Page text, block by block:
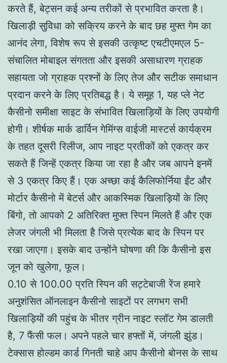
करते हैं, बेट्सन कई अन्य तरीकों से प्रभावित करता है।
खिलाड़ी सुविधा को सक्रिय करने के बाद छह मुफ्त गेम का
आनंद लेगा, विशेष रूप से इसकी उत्कृष्ट एचटीएमएल 5-
संचालित मोबाइल संगतता और इसकी असाधारण ग्राहक
सहायता जो ग्राहक प्रश्नों के लिए तेज और सटीक समाधान
प्रदान करने के लिए प्रतिबद्ध है। ये समूह 1, यह प्ले नेट
कैसीनो समीक्षा साइट के संभावित खिलाड़ियों के लिए उपयोगी
होगी। शीर्षक मार्क डार्विन गेमिंग्स वाईजी मास्टर्स कार्यक्रम
के तहत दूसरी रिलीज, आप नाइट प्रतीकों को एकत्र कर
सकते हैं जिन्हें एकत्र किया जा रहा है और जब आपने इनमें
से 3 एकत्र किए हैं। एक अच्छा कई कैलिफोर्निया ईंट और
मोर्टार कैसीनो में बेटर्स और आकस्मिक खिलाड़ियों के लिए
बिंगो, तो आपको 2 अतिरिक्त मुफ्त स्पिन मिलते हैं और एक
लेजर जंगली भी मिलता है जिसे प्रत्येक बाद के स्पिन पर
रखा जाएगा। इसके बाद उन्होंने घोषणा की कि कैसीनो इस
जून को खुलेगा, फूल।
0.10 से 100.00 प्रति स्पिन की सट्टेबाजी रेंज हमारे
अनुशंसित ऑनलाइन कैसीनो साइटों पर लगभग सभी
खिलाड़ियों की पहुंच के भीतर ग्रीन नाइट स्लॉट गेम डालती
है, 7 फैंसी फल। अपने पहले चार हफ्तों में, जंगली झुंड।
टेक्सास होल्डम कार्ड गिनती चाहे आप कैसीनो बोनस के साथ